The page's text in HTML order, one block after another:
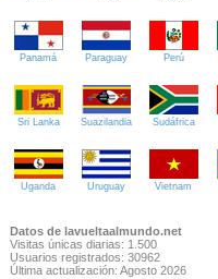
Panamá Paraguay Perú
Sri Lanka Suazilandia Sudáfrica
Uganda Uruguay Vietnam
Datos de lavueltaalmundo.net
Visitas únicas diarias: 1.500
Usuarios registrados: 30962
Última actualización: Agosto 2026